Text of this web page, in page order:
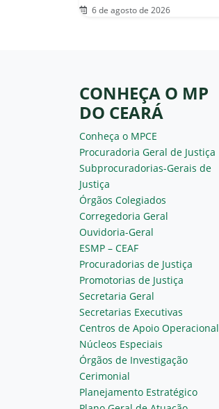
6 de agosto de 2026
CONHEÇA O MP
DO CEARÁ
Conheça o MPCE
Procuradoria Geral de Justiça
Subprocuradorias-Gerais de
Justiça
Órgãos Colegiados
Corregedoria Geral
Ouvidoria-Geral
ESMP – CEAF
Procuradorias de Justiça
Promotorias de Justiça
Secretaria Geral
Secretarias Executivas
Centros de Apoio Operacional
Núcleos Especiais
Órgãos de Investigação
Cerimonial
Planejamento Estratégico